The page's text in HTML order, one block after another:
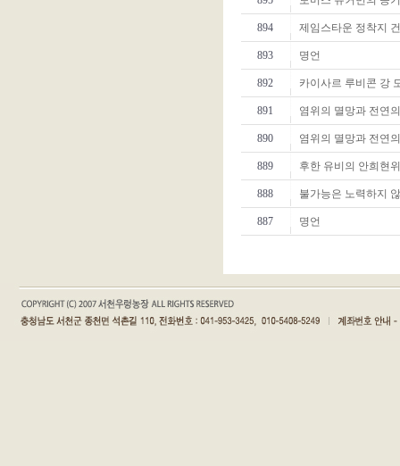
다
이
렉
트
보
험
태
아
보
험
입
시
h
t
894 제임스타운 정착지
893 명언
892 카이사르 루비콘 강
891 염위의 멸망과 전연
890 염위의 멸망과 전연
889 후한 유비의 안희현
888 불가능은 노력하지
887 명언